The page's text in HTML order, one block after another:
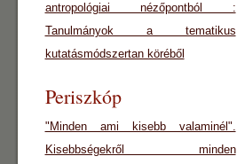
antropológiai nézőpontból :
Tanulmányok a tematikus
kutatásmódszertan köréből
Periszkóp
"Minden ami kisebb valaminél".
Kisebbségekről minden